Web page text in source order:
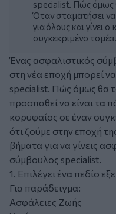
specialist. Πώς όμως
Όταν σταματήσει να
για όλους και γίνει
συγκεκριμένο τομέα.
Ένας ασφαλιστικός
στη νέα εποχή μπορεί να
specialist. Πώς όμως θα
προσπαθεί να είναι τα
κορυφαίος σε έναν
ότι ζούμε στην εποχή
βήματα για να γίνεις
σύμβουλος specialist.
1. Επιλέγει ένα πεδίο
Για παράδειγμα:
Ασφάλειες Ζωής